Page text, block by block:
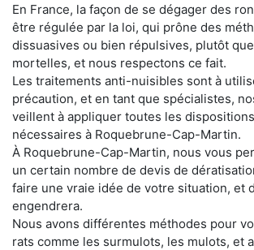
En France, la façon de se dégager des
être régulée par la loi, qui prône des
dissuasives ou bien répulsives, plutôt
mortelles, et nous respectons ce fait.
Les traitements anti-nuisibles sont à
précaution, et en tant que spécialistes,
veillent à appliquer toutes les
nécessaires à Roquebrune-Cap-Martin.
À Roquebrune-Cap-Martin, nous vous
un certain nombre de devis de
faire une vraie idée de votre situation, et
engendrera.
Nous avons différentes méthodes pour
rats comme les surmulots, les mulots, et